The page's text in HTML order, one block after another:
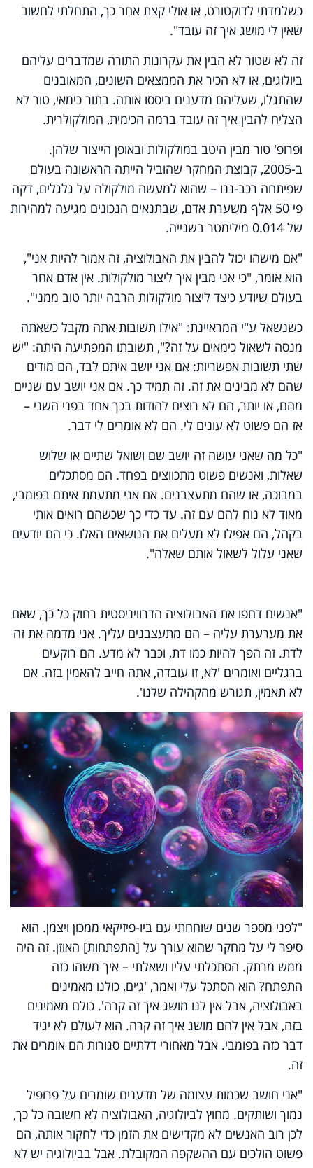
כשלמדתי לדוקטורט, או אולי קצת אחר כך, התחלתי לחשוב
שאין לי מושג איך זה עובד".
זה לא שטור לא הבין את עקרונות התורה שמדברים עליהם
ביולוגים, או לא הכיר את הממצאים השונים, המאובנים
שהתגלו, שעליהם מדענים ביססו אותה. בתור כימאי, טור לא
הצליח להבין איך זה עובד ברמה הכימית, המולקולרית.
ופרופ' טור מבין היטב במולקולות ובאופן הייצור שלהן.
ב-2005, קבוצת המחקר שהוביל הייתה הראשונה בעולם
שפיתחה רכב-ננו – שהוא למעשה מולקולה על גלגלים, דקה
פי 50 אלף משערת אדם, שבתנאים הנכונים מגיעה למהירות
של 0.014 מילימטר בשנייה.
"אם מישהו יכול להבין את האבולוציה, זה אמור להיות אני",
הוא אומר, "כי אני מבין איך ליצור מולקולות. אין אדם אחר
בעולם שיודע כיצד ליצור מולקולות הרבה יותר טוב ממני".
כשנשאל ע"י המראיינת: "אילו תשובות אתה מקבל כשאתה
מנסה לשאול כימאים על זה?", תשובתו המפתיעה היתה: "יש
שתי תשובות אפשריות: אם אני יושב איתם לבד, הם מודים
שהם לא מבינים את זה. זה תמיד כך. אם אני יושב עם שניים
מהם, או יותר, הם לא רוצים להודות בכך אחד בפני השני –
אז הם פשוט לא עונים לי. הם לא אומרים לי דבר.
"כל מה שאני עושה זה יושב שם ושואל שתיים או שלוש
שאלות, ואנשים פשוט מתכווצים בפחד. הם מסתכלים
במבוכה, או שהם מתעצבנים. אם אני מתעמת איתם בפומבי,
מאוד לא נוח להם עם זה. עד כדי כך שכשהם רואים אותי
בקהל, הם אפילו לא מעלים את הנושאים האלו. כי הם יודעים
שאני עלול לשאול אותם שאלה".
"אנשים דחפו את האבולוציה הדרוויניסטית רחוק כל כך, שאם
את מערערת עליה – הם מתעצבנים עליך. אני מדמה את זה
לדת. זה הפך להיות כמו דת, וכבר לא מדע. הם רוקעים
ברגליים ואומרים 'לא, זו עובדה, אתה חייב להאמין בזה. אם
לא תאמין, תגורש מהקהילה שלנו'.
"לפני מספר שנים שוחחתי עם ביו-פיזיקאי ממכון ויצמן. הוא
סיפר לי על מחקר שהוא עורך על [התפתחות] האוזן. זה היה
ממש מרתק. הסתכלתי עליו ושאלתי – איך משהו כזה
התפתח? הוא הסתכל עלי ואמר, 'ג׳ים, כולנו מאמינים
באבולוציה, אבל אין לנו מושג איך זה קרה'. כולם מאמינים
בזה, אבל אין להם מושג איך זה קרה. הוא לעולם לא יגיד
דבר כזה בפומבי. אבל מאחורי דלתיים סגורות הם אומרים את
זה.
"אני חושב שכמות עצומה של מדענים שומרים על פרופיל
נמוך ושותקים. מחוץ לביולוגיה, האבולוציה לא חשובה כל כך,
לכן רוב האנשים לא מקדישים את הזמן כדי לחקור אותה, הם
פשוט הולכים עם ההשקפה המקובלת. אבל בביולוגיה יש לא